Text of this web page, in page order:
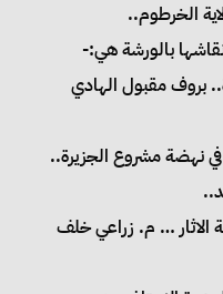
بالورشة هي:-
بروف مقبول الهادي
نهضة مشروع الجزيرة..
الاثار … م. زراعي خلف